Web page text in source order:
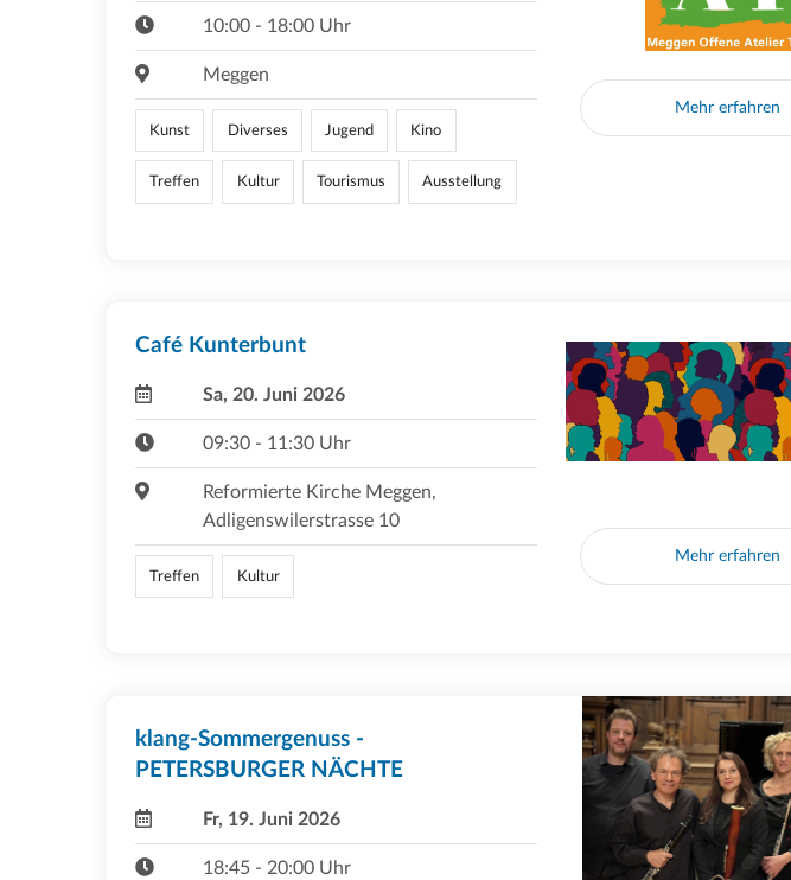
10:00 - 18:00 Uhr
Meggen
Kunst Diverses Jugend Kino
Treffen Kultur Tourismus Ausstellung
Mehr erfahren
Café Kunterbunt
Sa, 20. Juni 2026
09:30 - 11:30 Uhr
Reformierte Kirche Meggen,
Adligenswilerstrasse 10
Treffen Kultur
Mehr erfahren
klang-Sommergenuss -
PETERSBURGER NÄCHTE
Fr, 19. Juni 2026
18:45 - 20:00 Uhr